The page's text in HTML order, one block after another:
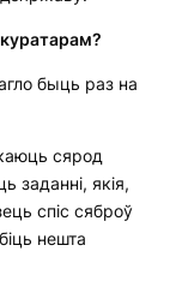
куратарам?
быць раз на
сярод
заданні, якія,
спіс сяброў
нешта